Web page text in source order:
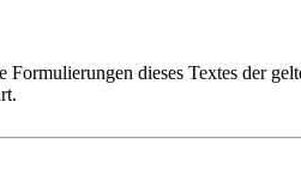
dieses Textes der